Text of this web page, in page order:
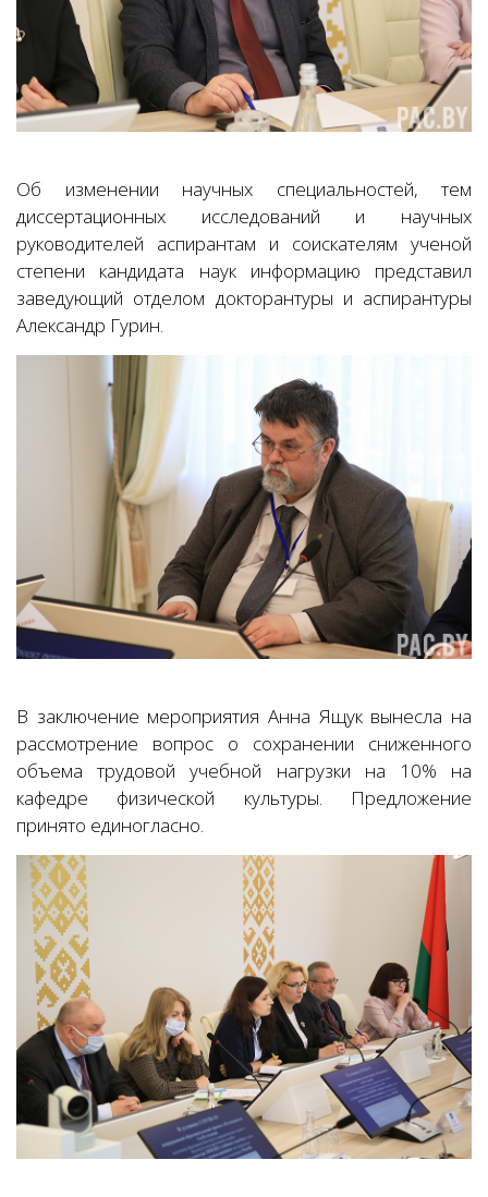
Об изменении научных специальностей, тем
диссертационных исследований и научных
руководителей аспирантам и соискателям ученой
степени кандидата наук информацию представил
заведующий отделом докторантуры и аспирантуры
Александр Гурин.
В заключение мероприятия Анна Ящук вынесла на
рассмотрение вопрос о сохранении сниженного
объема трудовой учебной нагрузки на 10% на
кафедре физической культуры. Предложение
принято единогласно.